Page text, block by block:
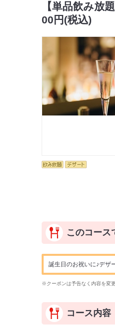
【単品飲み
00円(税込)
このコース
誕生日のお祝いに♪デザ
※クーポンは予告なく内容を変
コース内容